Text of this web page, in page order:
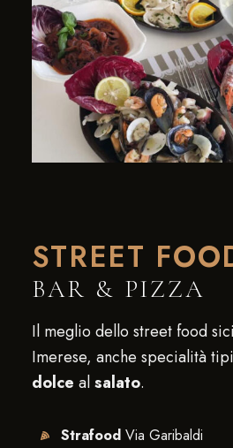
STREET
BAR & PIZZA
Il meglio dello street food
Imerese, anche specialità
dolce alsalato.
StrafoodVia Garibaldi